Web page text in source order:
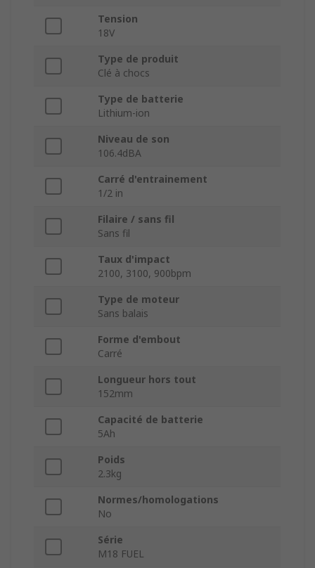
Tension
18V
Type de produit
Clé à chocs
Type de batterie
Lithium-ion
Niveau de son
106.4dBA
Carré d'entrainement
1/2 in
Filaire / sans fil
Sans fil
Taux d'impact
2100, 3100, 900bpm
Type de moteur
Sans balais
Forme d'embout
Carré
Longueur hors tout
152mm
Capacité de batterie
5Ah
Poids
2.3kg
Normes/homologations
No
Série
M18 FUEL